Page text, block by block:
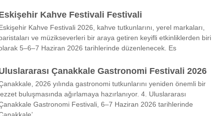
Kahve Festivali Festivali
Kahve Festivali 2026, kahve tutkunlarını, yerel markaları,
ve müzikseverleri bir araya getiren keyifli etkinliklerden biri
5–6–7 Haziran 2026 tarihlerinde düzenlenecek. Es
Çanakkale Gastronomi Festivali 2026
2026 yılında gastronomi tutkunlarını yeniden önemli bir
buluşmasında ağırlamaya hazırlanıyor. 4. Uluslararası
Gastronomi Festivali, 6–7 Haziran 2026 tarihlerinde